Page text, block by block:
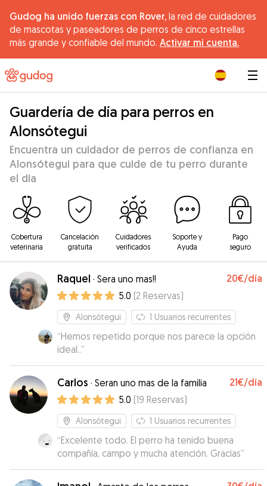
Gudog ha unido fuerzas con Rover, la red de cuidadores
de mascotas y paseadores de perros de cinco estrellas
más grande y confiable del mundo. Activar mi cuenta.
Guardería de día para perros en
Alonsótegui
Encuentra un cuidador de perros de confianza en
Alonsótegui para que cuide de tu perro durante
el día
Cobertura
veterinaria
Cancelación
gratuita
Cuidadores
verificados
Soporte y
Ayuda
Pago
seguro
Raquel · Sera uno mas!! 20€/día
5.0 (2 Reservas)
Alonsótegui 1 Usuarios recurrentes
“Hemos repetido porque nos parece la opción
ideal..”
Carlos · Seran uno mas de la familia 21€/día
5.0 (19 Reservas)
Alonsótegui 1 Usuarios recurrentes
“Excelente todo. El perro ha tenido buena
compañía, campo y mucha atención. Gracias”